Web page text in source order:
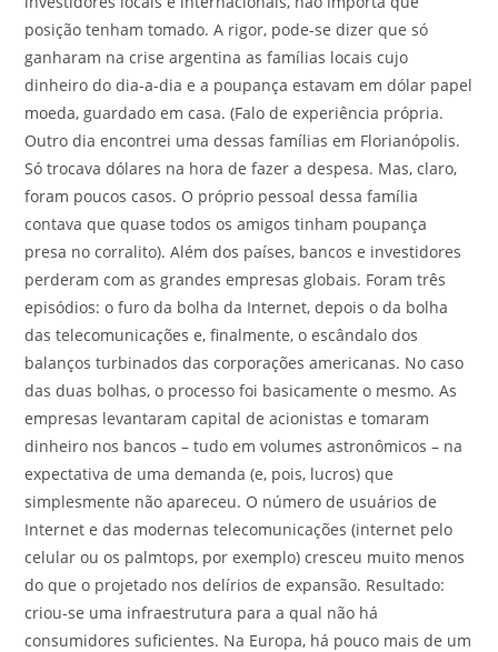
posição tenham tomado. A rigor, pode-se dizer que só
ganharam na crise argentina as famílias locais cujo
dinheiro do dia-a-dia e a poupança estavam em dólar papel
moeda, guardado em casa. (Falo de experiência própria.
Outro dia encontrei uma dessas famílias em Florianópolis.
Só trocava dólares na hora de fazer a despesa. Mas, claro,
foram poucos casos. O próprio pessoal dessa família
contava que quase todos os amigos tinham poupança
presa no corralito). Além dos países, bancos e investidores
perderam com as grandes empresas globais. Foram três
episódios: o furo da bolha da Internet, depois o da bolha
das telecomunicações e, finalmente, o escândalo dos
balanços turbinados das corporações americanas. No caso
das duas bolhas, o processo foi basicamente o mesmo. As
empresas levantaram capital de acionistas e tomaram
dinheiro nos bancos – tudo em volumes astronômicos – na
expectativa de uma demanda (e, pois, lucros) que
simplesmente não apareceu. O número de usuários de
Internet e das modernas telecomunicações (internet pelo
celular ou os palmtops, por exemplo) cresceu muito menos
do que o projetado nos delírios de expansão. Resultado:
criou-se uma infraestrutura para a qual não há
consumidores suficientes. Na Europa, há pouco mais de um